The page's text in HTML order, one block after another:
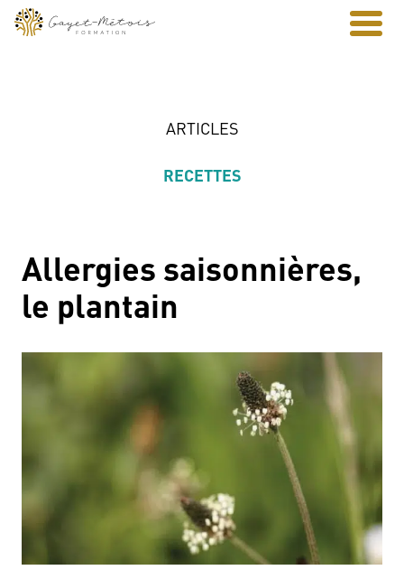
ARTICLES
RECETTES
Allergies saisonnières,
le plantain